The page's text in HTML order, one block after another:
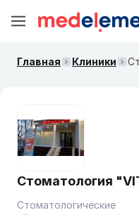
Главная Клиники
Стоматология
Стоматологические